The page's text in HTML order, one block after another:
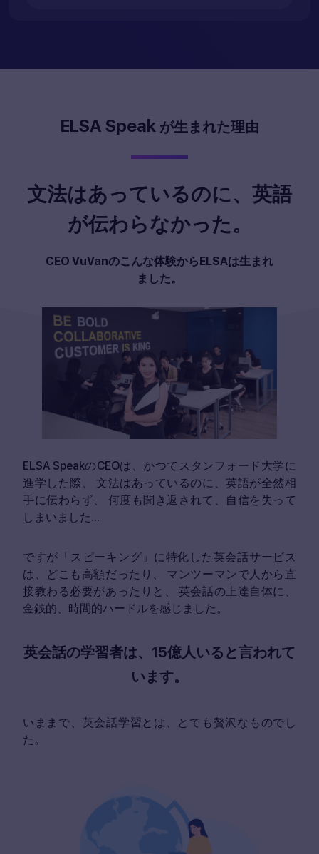
ELSA Speak が生まれた理由
文法はあっているのに、英語
が伝わらなかった。
CEO VuVanのこんな体験からELSAは生まれ
ました。
ELSA SpeakのCEOは、かつてスタンフォード大学に
進学した際、
文法はあっているのに、英語が全然相
手に伝わらず、
何度も聞き返されて、自信を失って
しまいました...
ですが「スピーキング」に特化した英会話サービス
は、どこも高額だったり、
マンツーマンで人から直
接教わる必要があったりと、
英会話の上達自体に、
金銭的、時間的ハードルを感じました。
英会話の学習者は、15億人いると言われて
います。
いままで、英会話学習とは、とても贅沢なものでし
た。